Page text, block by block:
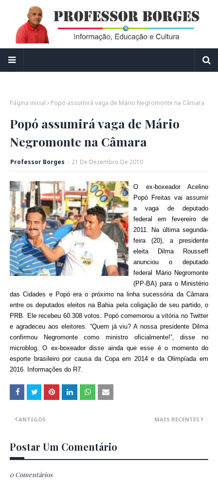
Página inicial Popó assumirá vaga de Mário Negromonte na Câmara
Popó assumirá vaga de Mário
Negromonte na Câmara
Professor Borges - 21 De Dezembro De 2010
O ex-boxeador Acelino
Popó Freitas vai assumir
a vaga de deputado
federal em fevereiro de
2011. Na última segunda-
feira (20), a presidente
eleita Dilma Rousseff
anunciou o deputado
federal Mário Negromonte
(PP-BA) para o Ministério
das Cidades e Popó era o próximo na linha sucessória da Câmara
entre os deputados eleitos na Bahia pela coligação de seu partido, o
PRB. Ele recebeu 60.308 votos. Popó comemorou a vitória no Twitter
e agradeceu aos eleitores. “Quem já viu? A nossa presidente Dilma
confirmou Negromonte como ministro oficialmente!”, disse no
microblog. O ex-boxeador disse ainda que esse é o momento do
esporte brasileiro por causa da Copa em 2014 e da Olimpíada em
2016. Informações do R7.
MAIS RECENTES
ANTIGOS
Postar Um Comentário
0 Comentários